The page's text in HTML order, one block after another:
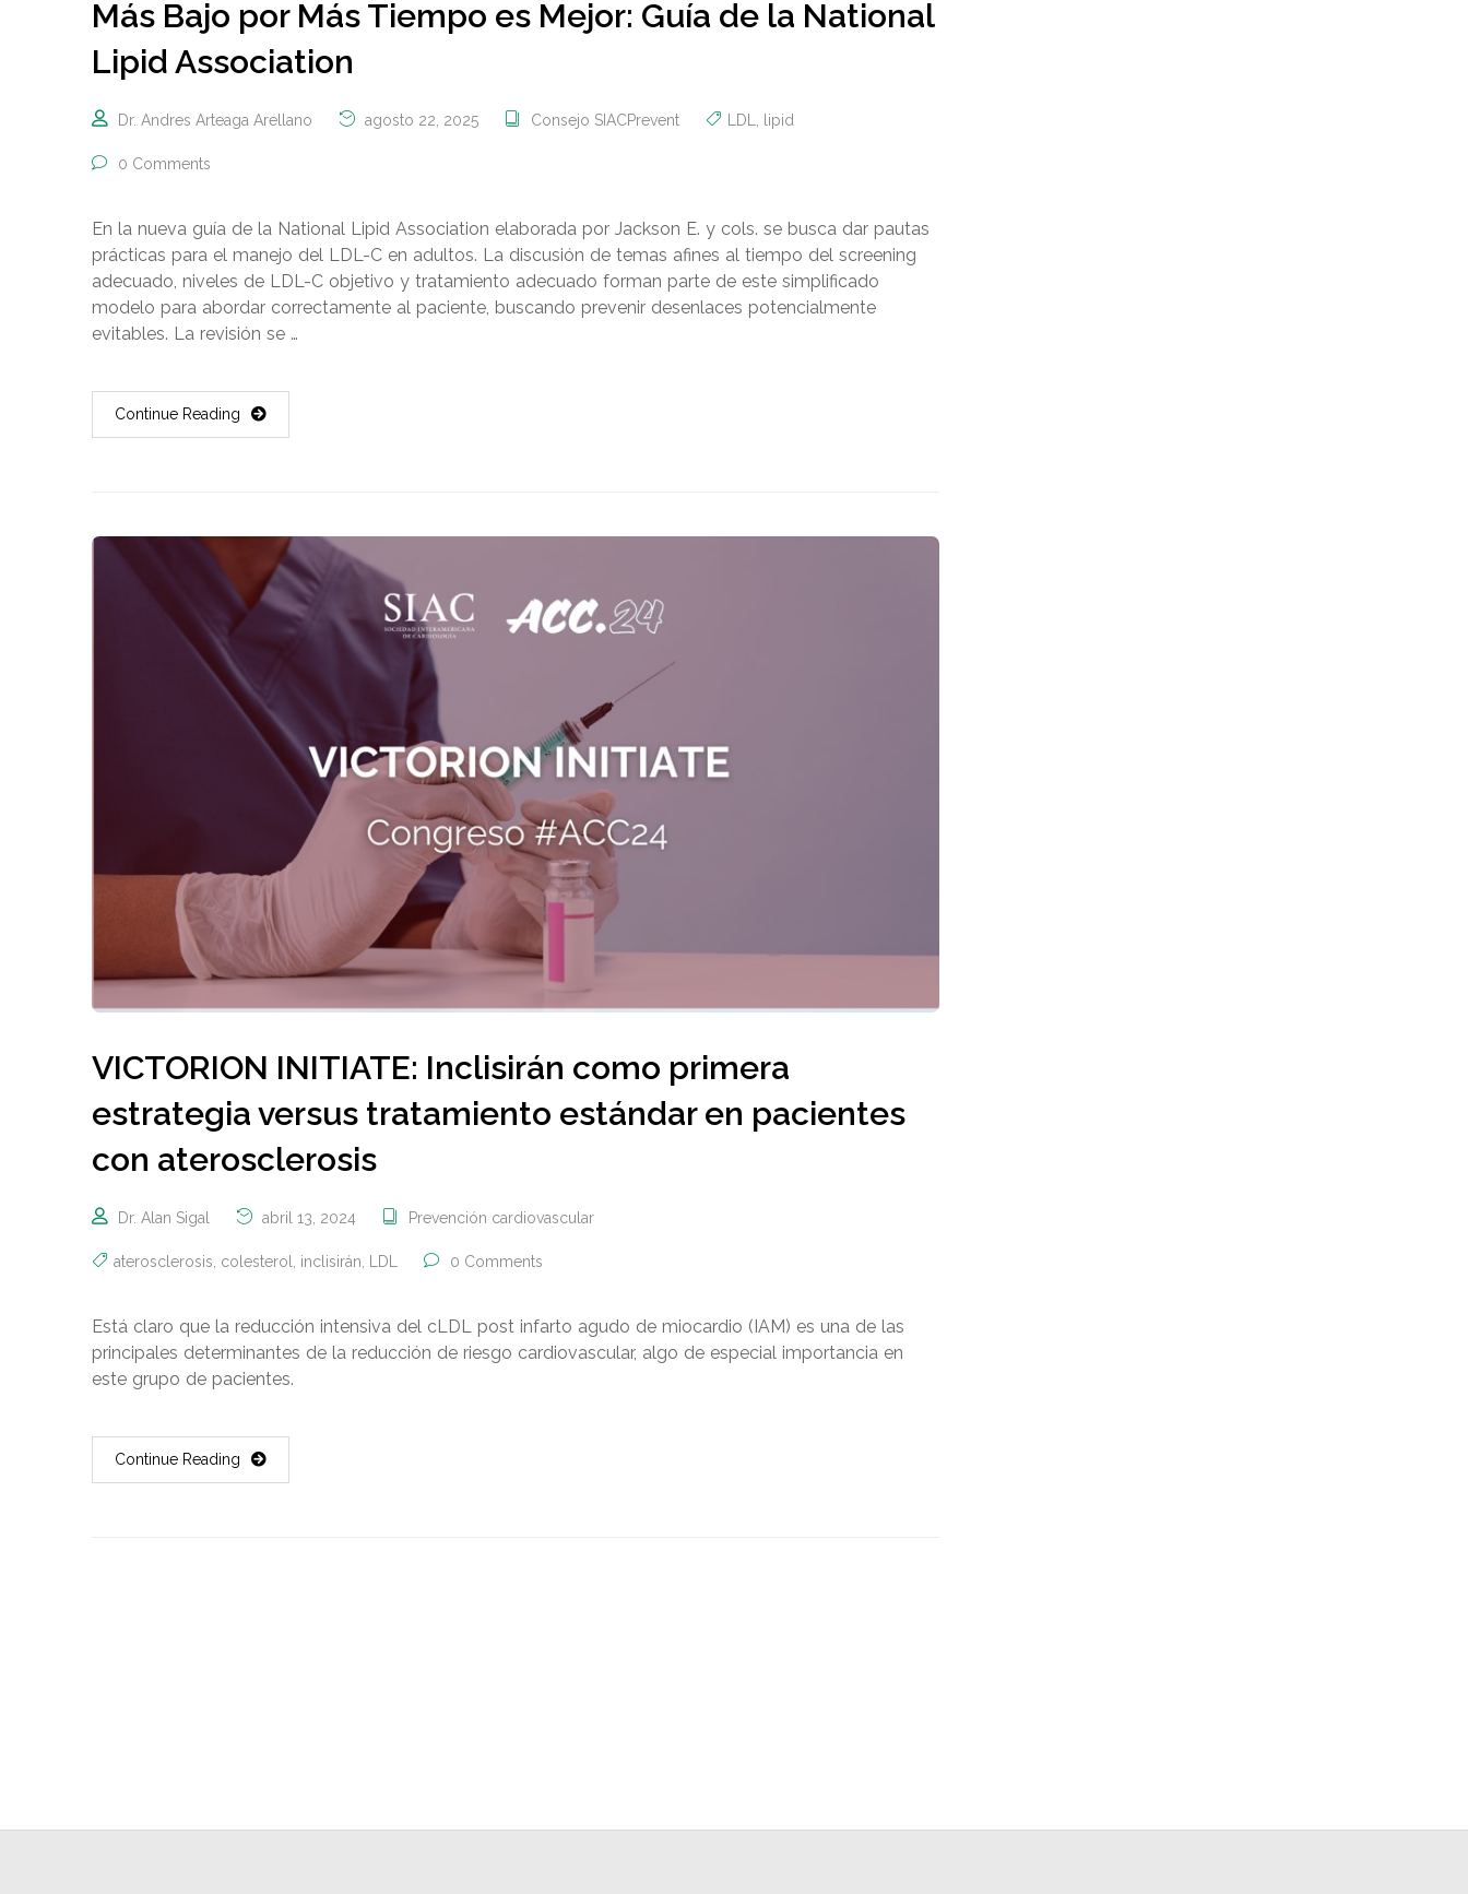
Más Bajo por Más Tiempo es Mejor: Guía de la National
Lipid Association
Dr. Andres Arteaga Arellano agosto 22, 2025 Consejo SIACPrevent LDL lipid
0 Comments
En la nueva guía de la National Lipid Association elaborada por Jackson E. y cols. se busca dar pautas
prácticas para el manejo del LDL-C en adultos. La discusión de temas afines al tiempo del screening
adecuado, niveles de LDL-C objetivo y tratamiento adecuado forman parte de este simplificado
modelo para abordar correctamente al paciente, buscando prevenir desenlaces potencialmente
evitables. La revisión se …
Continue Reading
VICTORION INITIATE: Inclisirán como primera
estrategia versus tratamiento estándar en pacientes
con aterosclerosis
Dr. Alan Sigal abril 13, 2024 Prevención cardiovascular
aterosclerosis colesterol inclisirán LDL 0 Comments
Está claro que la reducción intensiva del cLDL post infarto agudo de miocardio (IAM) es una de las
principales determinantes de la reducción de riesgo cardiovascular, algo de especial importancia en
este grupo de pacientes.
Continue Reading